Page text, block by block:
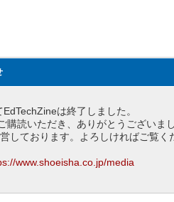
は終了しました。
読いただき、ありがとうございまし
しております。よろしければご覧く
www.shoeisha.co.jp/media